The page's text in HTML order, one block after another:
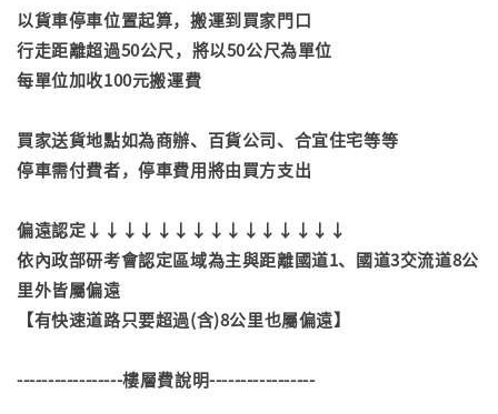
以貨車停車位置起算，搬運到買家門口
行走距離超過50公尺，將以50公尺為單位
每單位加收100元搬運費
買家送貨地點如為商辦、百貨公司、合宜住宅等等
停車需付費者，停車費用將由買方支出
偏遠認定↓↓↓↓↓↓↓↓↓↓↓↓↓↓↓
依內政部研考會認定區域為主與距離國道1、國道3交流道8公
里外皆屬偏遠
【有快速道路只要超過(含)8公里也屬偏遠】
-----------------樓層費說明-----------------